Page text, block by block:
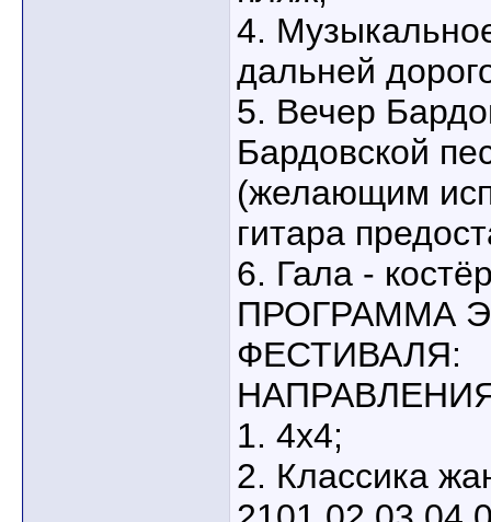
4.
дальней
5. Вечер
Бардовской
(желающим
гитара
6. Гала -
ПРОГРАММА
ФЕСТИВАЛЯ:
1. 4х4;
2. Классика